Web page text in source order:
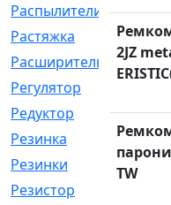
Распылители
Растяжка
Расширительный
Регулятор
Редуктор
Резинка
Резинки
Резистор
2JZ
TW